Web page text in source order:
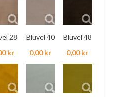
28
kr
Bluvel 40
0,00 kr
Bluvel 48
0,00 kr